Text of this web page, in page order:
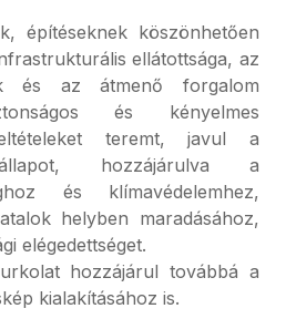
építéseknek köszönhetően
ellátottsága, az
és az átmenő forgalom
és kényelmes
teremt, javul a
hozzájárulva a
és klímavédelemhez,
helyben maradásához,
elégedettséget.
hozzájárul továbbá a
kialakításához is.